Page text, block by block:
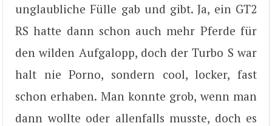
unglaubliche Fülle gab und gibt. Ja, ein GT2
RS hatte dann schon auch mehr Pferde für
den wilden Aufgalopp, doch der Turbo S war
halt nie Porno, sondern cool, locker, fast
schon erhaben. Man konnte grob, wenn man
dann wollte oder allenfalls musste, doch es